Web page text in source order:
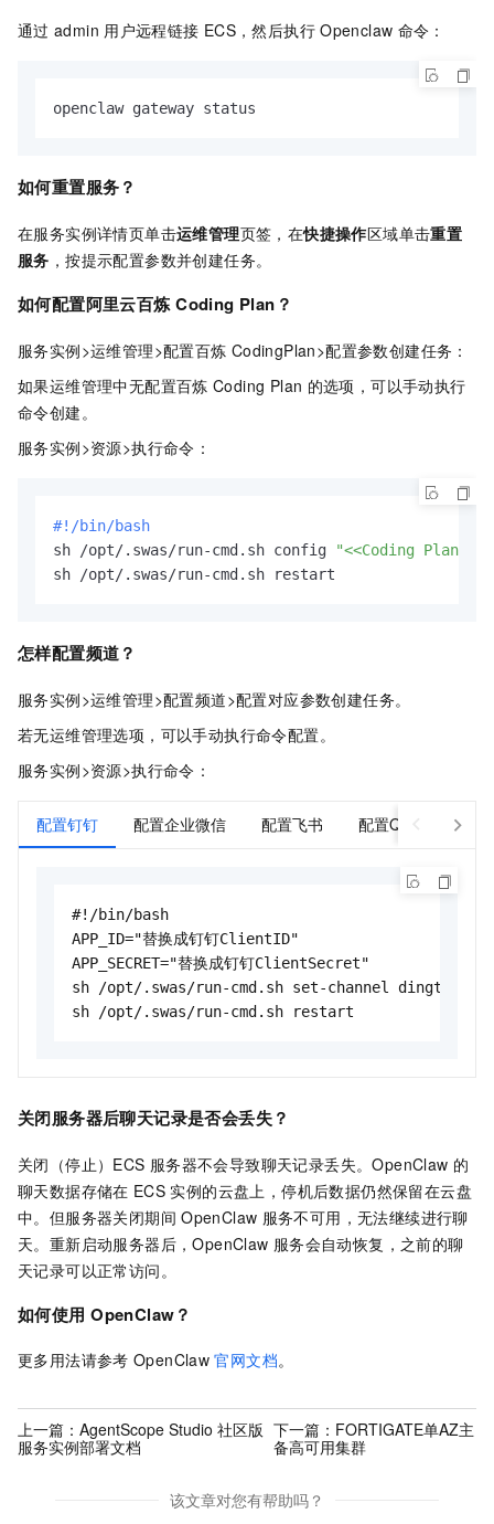
通过 admin 用户远程链接 ECS，然后执行 Openclaw 命令：
openclaw gateway status
如何重置服务？
在服务实例详情页单击运维管理页签，在快捷操作区域单击重置
服务 ，按提示配置参数并创建任务。
如何配置阿里云百炼 Coding Plan？
服务实例>运维管理>配置百炼 CodingPlan>配置参数创建任务：
如果运维管理中无配置百炼 Coding Plan 的选项，可以手动执行
命令创建。
服务实例>资源>执行命令：
#!/bin/bash
sh /opt/.swas/run-cmd.sh config
"<<Coding Plan
sh /opt/.swas/run-cmd.sh restart
怎样配置频道？
服务实例>运维管理>配置频道>配置对应参数创建任务。
若无运维管理选项，可以手动执行命令配置。
服务实例>资源>执行命令：
配置钉钉 配置企业微信 配置飞书 配置QQ
#!/bin/bash
APP_ID="替换成钉钉ClientID"
APP_SECRET="替换成钉钉ClientSecret"
sh /opt/.swas/run-cmd.sh set-channel dingtalk
sh /opt/.swas/run-cmd.sh restart
关闭服务器后聊天记录是否会丢失？
关闭（停止）ECS 服务器不会导致聊天记录丢失。OpenClaw 的
聊天数据存储在 ECS 实例的云盘上，停机后数据仍然保留在云盘
中。但服务器关闭期间 OpenClaw 服务不可用，无法继续进行聊
天。重新启动服务器后，OpenClaw 服务会自动恢复，之前的聊
天记录可以正常访问。
如何使用 OpenClaw？
更多用法请参考 OpenClaw 官网文档。
上一篇： AgentScope Studio 社区版
服务实例部署文档
下一篇： FORTIGATE单AZ主
备高可用集群
该文章对您有帮助吗？